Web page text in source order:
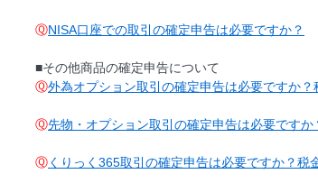
ⓆNISA口座での取引の確定申告は必要ですか？
■その他商品の確定申告について
Ⓠ外為オプション取引の確定申告は必要ですか
Ⓠ先物・オプション取引の確定申告は必要です
Ⓠくりっく365取引の確定申告は必要ですか？税